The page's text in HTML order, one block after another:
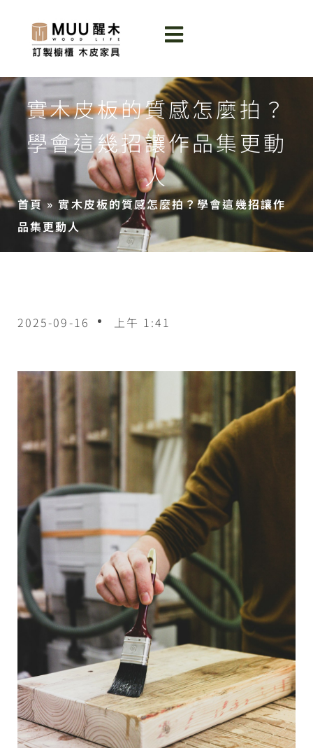
實木皮板的質感怎麼拍？
學會這幾招讓作品集更動
人
首頁 »實木皮板的質感怎麼拍？學會這幾招讓作
品集更動人
2025-09-16 上午 1:41